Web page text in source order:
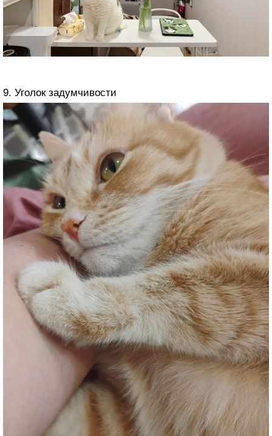
9. Уголок задумчивости